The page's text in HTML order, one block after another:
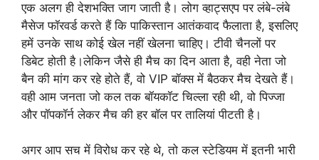
एक अलग ही देशभक्ति जाग जाती है। लोग व्हाट्सएप पर लंबे-लंबे
मैसेज फॉरवर्ड करते हैं कि पाकिस्तान आतंकवाद फैलाता है, इसलिए
हमें उनके साथ कोई खेल नहीं खेलना चाहिए। टीवी चैनलों पर
डिबेट होती है।लेकिन जैसे ही मैच का दिन आता है, वही नेता जो
बैन की मांग कर रहे होते हैं, वो VIP बॉक्स में बैठकर मैच देखते हैं।
वही आम जनता जो कल तक बॉयकॉट चिल्ला रही थी, वो पिज्जा
और पॉपकॉर्न लेकर मैच की हर बॉल पर तालियां पीटती है।
अगर आप सच में विरोध कर रहे थे, तो कल स्टेडियम में इतनी भारी